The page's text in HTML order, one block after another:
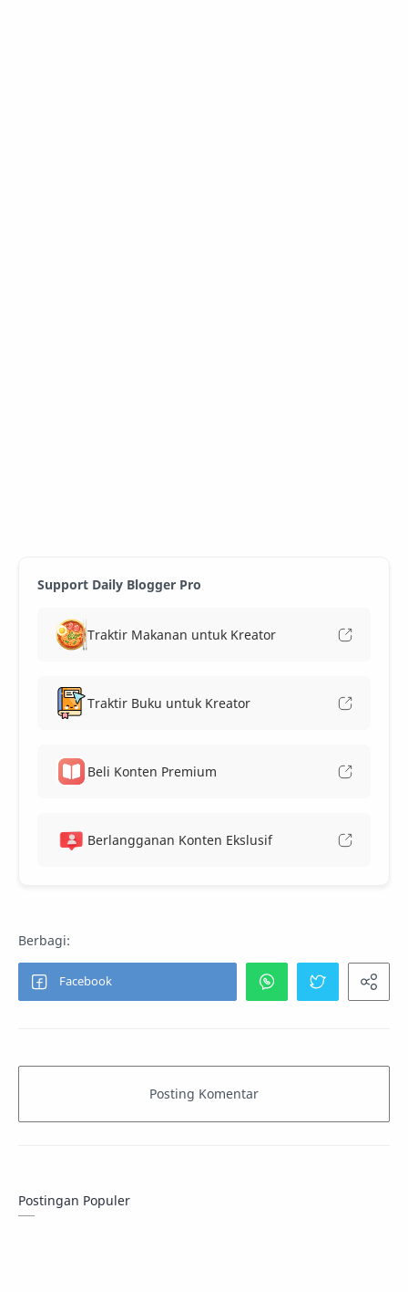
Support Daily Blogger Pro
Traktir Makanan untuk Kreator
Traktir Buku untuk Kreator
Beli Konten Premium
Berlangganan Konten Ekslusif
Postingan Populer